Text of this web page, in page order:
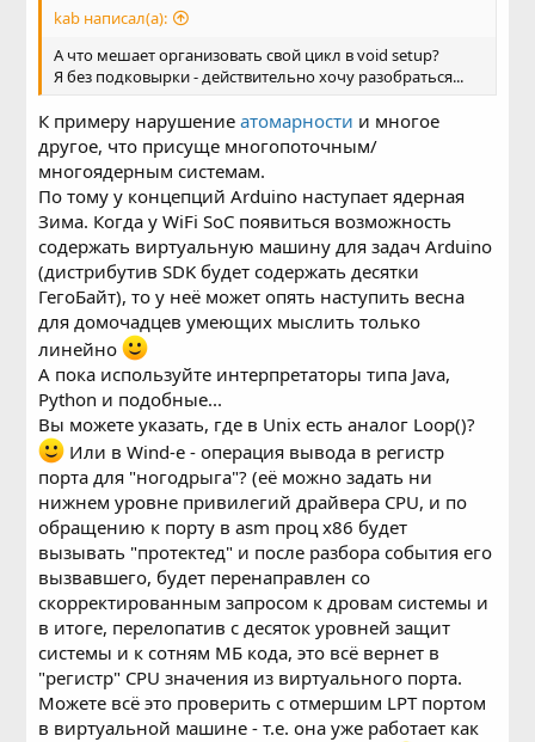
kab написал(а):
А что мешает организовать свой цикл в void setup?
Я без подковырки - действительно хочу разобраться...
К примеру нарушениеатомарности и многое
другое, что присуще многопоточным/
многоядерным системам.
По тому у концепций Arduino наступает ядерная
Зима. Когда у WiFi SoC появиться возможность
содержать виртуальную машину для задач Arduino
(дистрибутив SDK будет содержать десятки
ГегоБайт), то у неё может опять наступить весна
для домочадцев умеющих мыслить только
линейно
А пока используйте интерпретаторы типа Java,
Python и подобные...
Вы можете указать, где в Unix есть аналог Loop()?
Или в Wind-е - операция вывода в регистр
порта для "ногодрыга"? (её можно задать ни
нижнем уровне привилегий драйвера CPU, и по
обращению к порту в аsm проц x86 будет
вызывать "протектед" и после разбора события его
вызвавшего, будет перенаправлен со
скорректированным запросом к дровам системы и
в итоге, перелопатив с десяток уровней защит
системы и к сотням МБ кода, это всё вернет в
"регистр" CPU значения из виртуального порта.
Можете всё это проверить с отмершим LPT портом
в виртуальной машине - т.е. она уже работает как